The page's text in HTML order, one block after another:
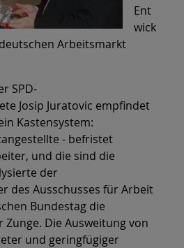
Ent
wick
Arbeitsmarkt
SPD-
Josip Juratovic empfindet
Kastensystem:
- befristet
und die sind die
der
des Ausschusses für Arbeit
Bundestag die
Die Ausweitung von
und geringfügiger